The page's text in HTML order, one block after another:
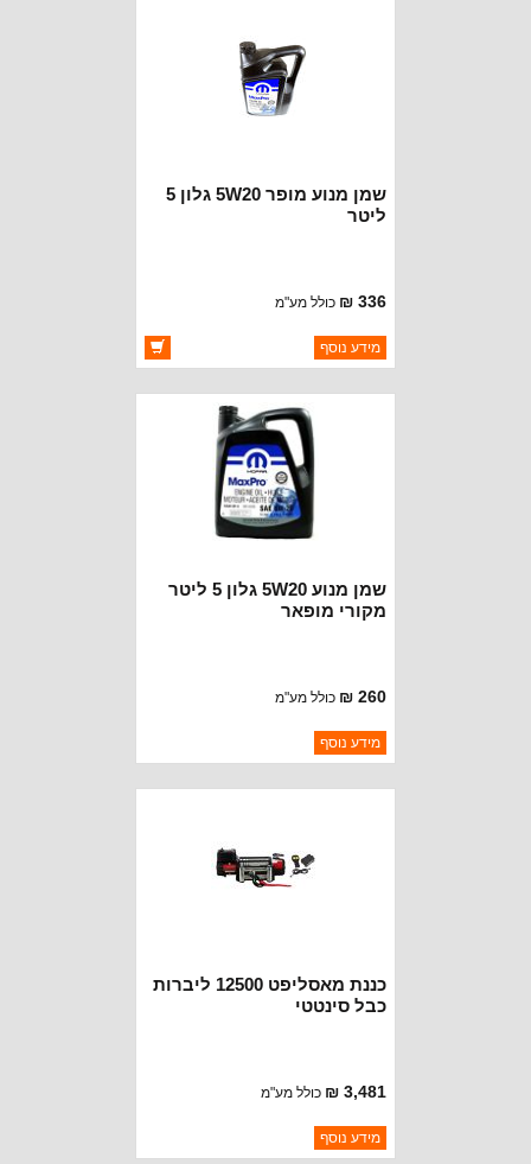
שמן מנוע מופר 5W20 גלון 5
ליטר
336 ₪ כולל מע"מ
ברקוד: 68518203AA
יצרן:MOPAR CHRYSLER
מידע נוסף
שמן מנוע 5W20 גלון 5 ליטר
מקורי מופאר
260 ₪ כולל מע"מ
ברקוד: 68218891AC
יצרן:MOPAR CHRYSLER
מידע נוסף
כננת מאסליפט 12500 ליברות
כבל סינטטי
3,481 ₪ כולל מע"מ
ברקוד: BJ2811
יצרן:MUSCLELIFT
מידע נוסף